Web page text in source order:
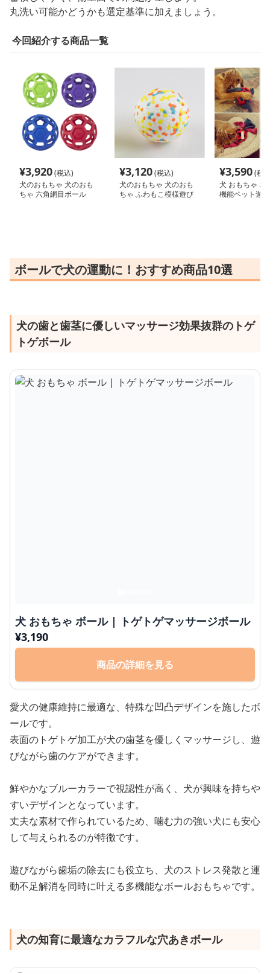
丸洗い可能かどうかも選定基準に加えましょう。
今回紹介する商品一覧
¥3,920(税込)
犬のおもちゃ 犬のおも
ちゃ 六角網目ボール
¥3,120(税込)
犬のおもちゃ 犬のおも
ちゃ ふわもこ模様遊び
¥3,590(税
犬 おもちゃ ボ
機能ペット遊
ボールで犬の運動に！おすすめ商品10選
犬の歯と歯茎に優しいマッサージ効果抜群のトゲ
トゲボール
犬 おもちゃ ボール | トゲトゲマッサージボール
¥3,190
商品の詳細を見る
愛犬の健康維持に最適な、特殊な凹凸デザインを施したボ
ールです。
表面のトゲトゲ加工が犬の歯茎を優しくマッサージし、遊
びながら歯のケアができます。
鮮やかなブルーカラーで視認性が高く、犬が興味を持ちや
すいデザインとなっています。
丈夫な素材で作られているため、噛む力の強い犬にも安心
して与えられるのが特徴です。
遊びながら歯垢の除去にも役立ち、犬のストレス発散と運
動不足解消を同時に叶える多機能なボールおもちゃです。
犬の知育に最適なカラフルな穴あきボール